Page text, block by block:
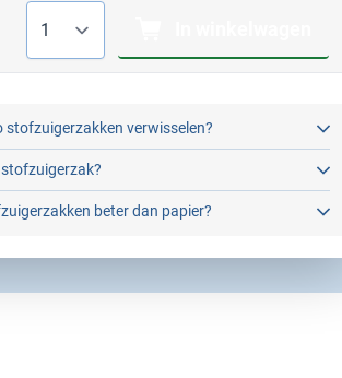
stofzuigerzakken verwisselen?
beter dan papier?